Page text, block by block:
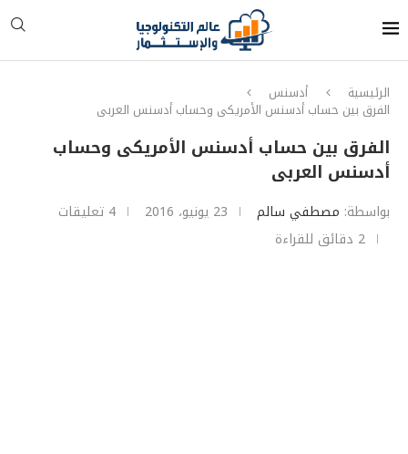
الرئيسية أدسنس
الفرق بين حساب أدسنس الأمريكى وحساب أدسنس العربى
الفرق بين حساب أدسنس الأمريكى وحساب
أدسنس العربى
بواسطة: مصطفي سالم 23 يونيو، 2016
4 تعليقات
2 دقائق للقراءة